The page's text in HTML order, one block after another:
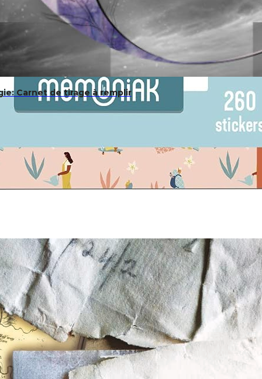
Carnet de tirage à remplir